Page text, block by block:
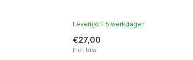
Levertijd 1-5 werkdagen
€27,00
Incl. btw